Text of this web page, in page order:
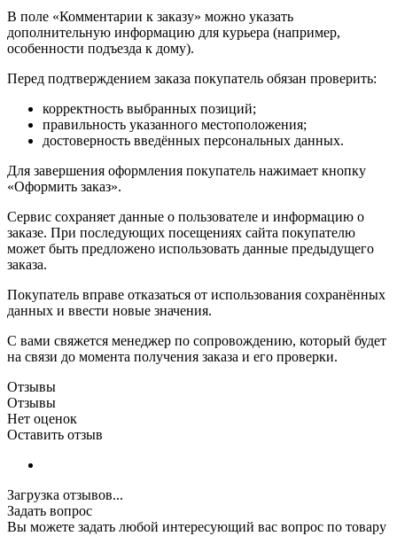
В поле «Комментарии к заказу» можно указать
дополнительную информацию для курьера (например,
особенности подъезда к дому).
Перед подтверждением заказа покупатель обязан проверить:
корректность выбранных позиций;
правильность указанного местоположения;
достоверность введённых персональных данных.
Для завершения оформления покупатель нажимает кнопку
«Оформить заказ».
Сервис сохраняет данные о пользователе и информацию о
заказе. При последующих посещениях сайта покупателю
может быть предложено использовать данные предыдущего
заказа.
Покупатель вправе отказаться от использования сохранённых
данных и ввести новые значения.
С вами свяжется менеджер по сопровождению, который будет
на связи до момента получения заказа и его проверки.
Отзывы
Отзывы
Нет оценок
Оставить отзыв
Загрузка отзывов...
Задать вопрос
Вы можете задать любой интересующий вас вопрос по товару